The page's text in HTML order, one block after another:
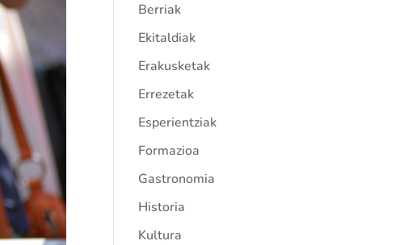
Berriak
Ekitaldiak
Erakusketak
Errezetak
Esperientziak
Formazioa
Gastronomia
Historia
Kultura